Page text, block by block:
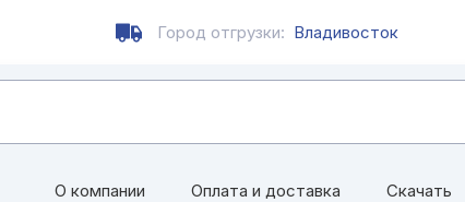
Город отгрузки: Владивосток
О компании Оплата и доставка Скачать